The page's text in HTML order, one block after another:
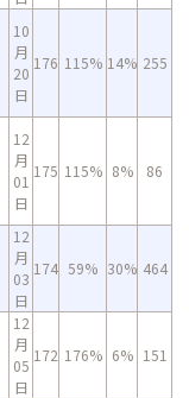
10
月
20
日
176 115% 14% 255
12
月
01
日
175 115% 8% 86
12
月
03
日
174 59% 30% 464
12
月
05
日
172 176% 6% 151